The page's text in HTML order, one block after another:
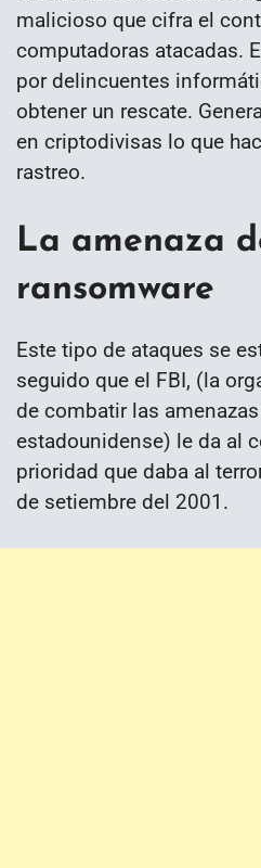
malicioso que cifra el
computadoras atacadas.
por delincuentes
obtener un rescate.
en criptodivisas lo que
rastreo.
La amenaza
ransomware
Este tipo de ataques se
seguido que el FBI, (la
de combatir las
estadounidense) le da al
prioridad que daba al
de setiembre del 2001.